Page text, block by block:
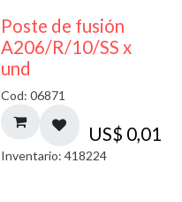
Poste de fusión
A206/R/10/SS x
und
Cod: 06871
US$ 0,01
Inventario: 418224